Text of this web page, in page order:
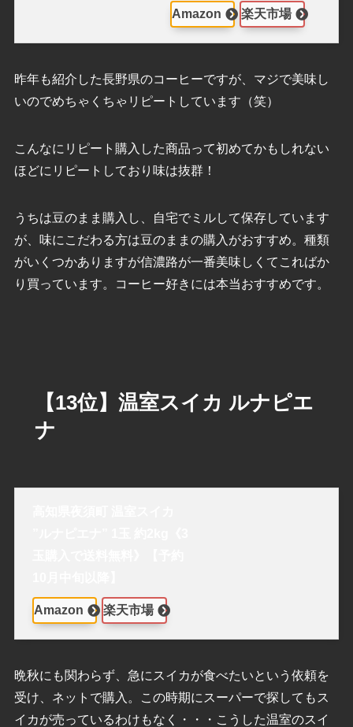
Amazon 楽天市場
昨年も紹介した長野県のコーヒーですが、マジで美味し
いのでめちゃくちゃリピートしています（笑）
こんなにリピート購入した商品って初めてかもしれない
ほどにリピートしており味は抜群！
うちは豆のまま購入し、自宅でミルして保存しています
が、味にこだわる方は豆のままの購入がおすすめ。種類
がいくつかありますが信濃路が一番美味しくてこればか
り買っています。コーヒー好きには本当おすすめです。
【13位】温室スイカ ルナピエ
ナ
Amazon 楽天市場
晩秋にも関わらず、急にスイカが食べたいという依頼を
受け、ネットで購入。この時期にスーパーで探してもス
イカが売っているわけもなく・・・こうした温室のスイ